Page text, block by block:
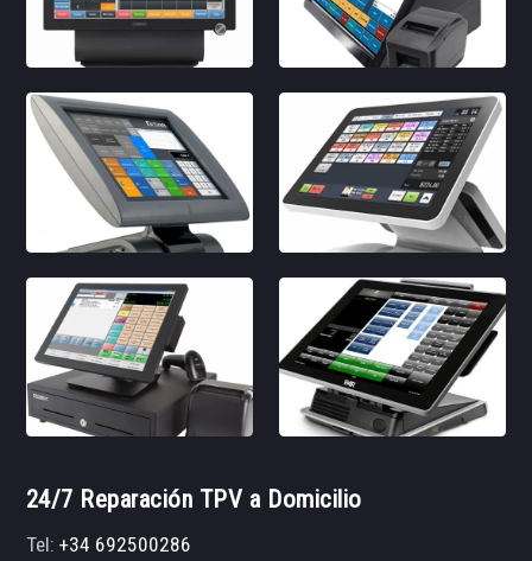
24/7 Reparación TPV a Domicilio
Tel:+34 692500286